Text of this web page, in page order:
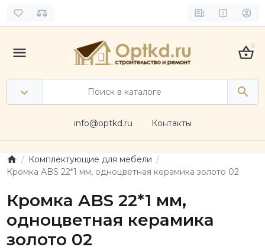
0
info@optkd.ru Контакты
Комплектующие для мебели
Кромка ABS 22*1 мм, одноцветная керамика золото 02
Кромка ABS 22*1 мм,
одноцветная керамика
золото 02